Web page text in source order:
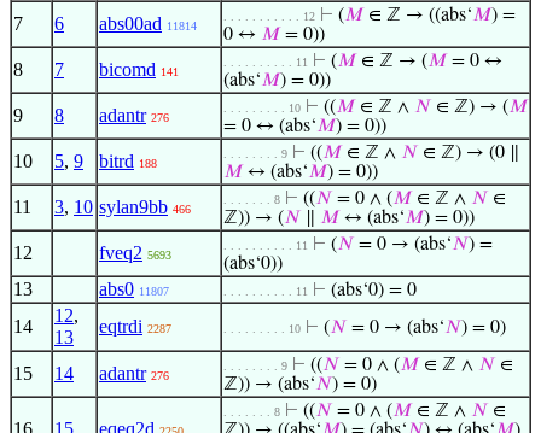
7 6 abs00ad 11814
. . . . . . . . . . . 12 ⊢ (𝑀 ∈ ℤ → ((abs‘𝑀) =
0 ↔ 𝑀 = 0))
8 7 bicomd 141
. . . . . . . . . . 11 ⊢ (𝑀 ∈ ℤ → (𝑀 = 0 ↔
(abs‘𝑀) = 0))
9 8 adantr 276
. . . . . . . . . 10 ⊢ ((𝑀 ∈ ℤ ∧ 𝑁 ∈ ℤ) → (𝑀
= 0 ↔ (abs‘𝑀) = 0))
10 5, 9 bitrd 188
. . . . . . . . 9 ⊢ ((𝑀 ∈ ℤ ∧ 𝑁 ∈ ℤ) → (0 ∥
𝑀 ↔ (abs‘𝑀) = 0))
11 3, 10 sylan9bb 466
. . . . . . . 8 ⊢ ((𝑁 = 0 ∧ (𝑀 ∈ ℤ ∧ 𝑁 ∈
ℤ)) → (𝑁 𝑀 ↔ (abs‘𝑀) = 0))
12 fveq2 5693
. . . . . . . . . . 11 ⊢ (𝑁 = 0 → (abs‘𝑁) =
(abs‘0))
13 abs0 11807 . . . . . . . . . . 11 ⊢ (abs‘0) = 0
14
12,
13
eqtrdi 2287 . . . . . . . . . 10 ⊢ (𝑁 = 0 → (abs‘𝑁) = 0)
15 14 adantr 276
. . . . . . . . 9 ⊢ ((𝑁 = 0 ∧ (𝑀 ∈ ℤ ∧ 𝑁 ∈
ℤ)) → (abs‘𝑁) = 0)
16 15 eqeq2d
. . . . . . . 8 ⊢ ((𝑁 = 0 ∧ (𝑀 ∈ ℤ ∧ 𝑁 ∈